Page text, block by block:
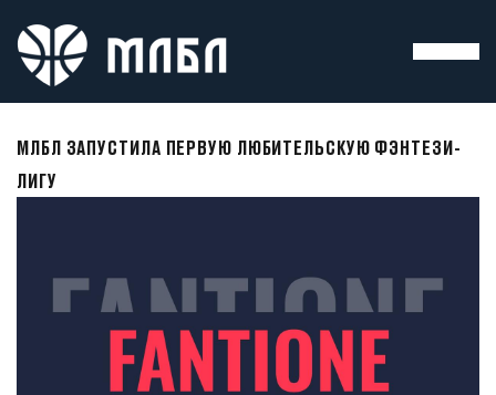
МЛБЛ ЗАПУСТИЛА ПЕРВУЮ ЛЮБИТЕЛЬСКУЮ ФЭНТЕЗИ-
ЛИГУ